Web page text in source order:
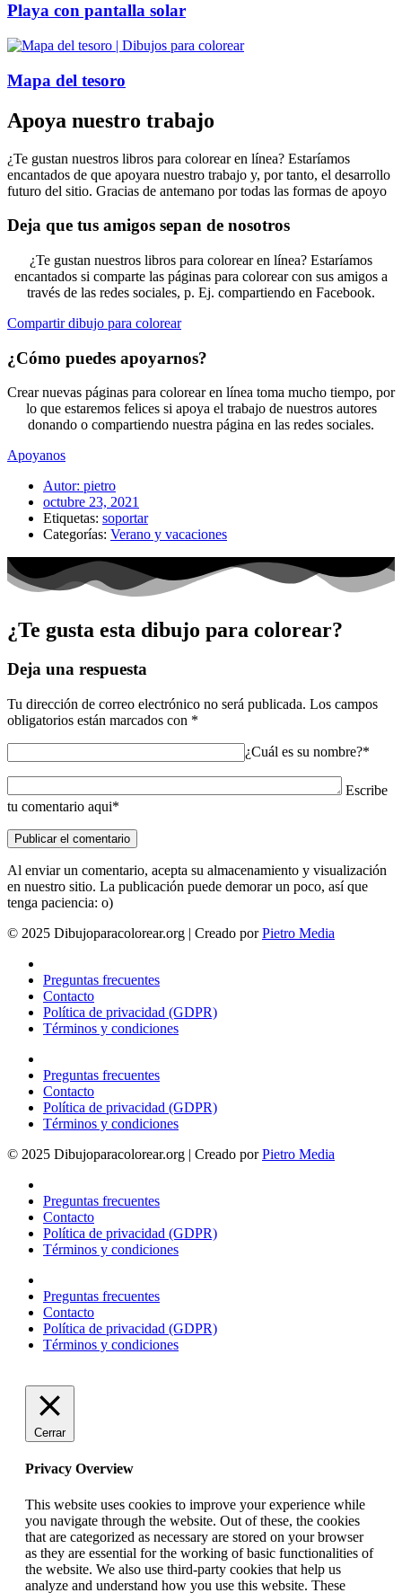
Playa con pantalla solar
Mapa del tesoro
Apoya nuestro trabajo
¿Te gustan nuestros libros para colorear en línea? Estaríamos
encantados de que apoyara nuestro trabajo y, por tanto, el desarrollo
futuro del sitio. Gracias de antemano por todas las formas de apoyo
Deja que tus amigos sepan de nosotros
¿Te gustan nuestros libros para colorear en línea? Estaríamos
encantados si comparte las páginas para colorear con sus amigos a
través de las redes sociales, p. Ej. compartiendo en Facebook.
Compartir dibujo para colorear
¿Cómo puedes apoyarnos?
Crear nuevas páginas para colorear en línea toma mucho tiempo, por
lo que estaremos felices si apoya el trabajo de nuestros autores
donando o compartiendo nuestra página en las redes sociales.
Apoyanos
Autor: pietro
octubre 23, 2021
Etiquetas: soportar
Categorías: Verano y vacaciones
¿Te gusta esta dibujo para colorear?
Deja una respuesta
Tu dirección de correo electrónico no será publicada. Los campos
obligatorios están marcados con *
¿Cuál es su nombre?*
Escribe
tu comentario aqui*
Al enviar un comentario, acepta su almacenamiento y visualización
en nuestro sitio. La publicación puede demorar un poco, así que
tenga paciencia: o)
© 2025 Dibujoparacolorear.org | Creado porPietro Media
Preguntas frecuentes
Contacto
Política de privacidad (GDPR)
Términos y condiciones
Preguntas frecuentes
Contacto
Política de privacidad (GDPR)
Términos y condiciones
© 2025 Dibujoparacolorear.org | Creado porPietro Media
Preguntas frecuentes
Contacto
Política de privacidad (GDPR)
Términos y condiciones
Preguntas frecuentes
Contacto
Política de privacidad (GDPR)
Términos y condiciones
Cerrar
Privacy Overview
This website uses cookies to improve your experience while
you navigate through the website. Out of these, the cookies
that are categorized as necessary are stored on your browser
as they are essential for the working of basic functionalities of
the website. We also use third-party cookies that help us
analyze and understand how you use this website. These